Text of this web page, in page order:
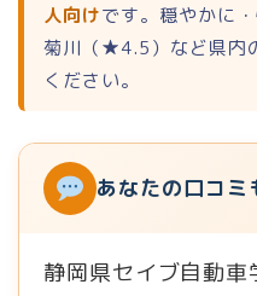
人向けです。穏やかに
菊川（★4.5）など県内
ください。
あなたの口コミ
静岡県セイブ自動